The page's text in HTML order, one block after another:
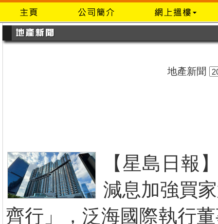
地產新聞
【星島日報
減息加強買
齊行」，泛海國際執行